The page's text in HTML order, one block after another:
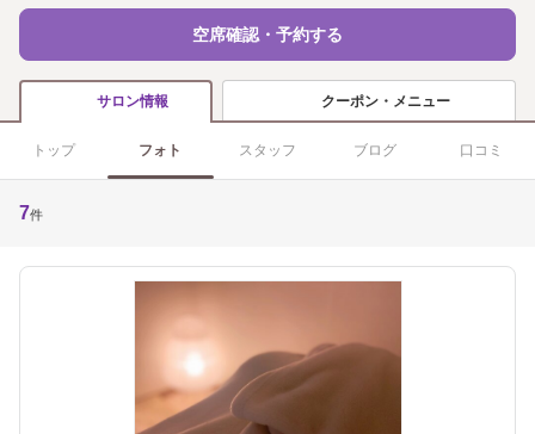
空席確認・予約する
サロン情報 クーポン・メニュー
トップ フォト スタッフ ブログ 口コミ
7件